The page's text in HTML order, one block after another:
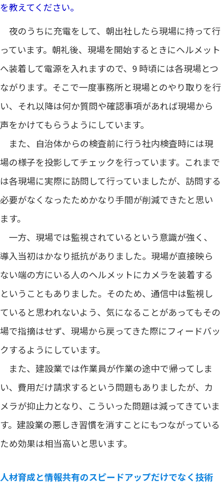
を教えてください。
夜のうちに充電をして、朝出社したら現場に持って行
っています。朝礼後、現場を開始するときにヘルメット
へ装着して電源を入れますので、9 時頃には各現場とつ
ながります。そこで一度事務所と現場とのやり取りを行
い、それ以降は何か質問や確認事項があれば現場から
声をかけてもらうようにしています。
また、自治体からの検査前に行う社内検査時には現
場の様子を投影してチェックを行っています。これまで
は各現場に実際に訪問して行っていましたが、訪問する
必要がなくなったためかなり手間が削減できたと思い
ます。
一方、現場では監視されているという意識が強く、
導入当初はかなり抵抗がありました。現場が直接映ら
ない端の方にいる人のヘルメットにカメラを装着する
ということもありました。そのため、通信中は監視し
ていると思われないよう、気になることがあってもその
場で指摘はせず、現場から戻ってきた際にフィードバッ
クするようにしています。
また、建設業では作業員が作業の途中で帰ってしま
い、費用だけ請求するという問題もありましたが、カ
メラが抑止力となり、こういった問題は減ってきていま
す。建設業の悪しき習慣を消すことにもつながっている
ため効果は相当高いと思います。
人材育成と情報共有のスピードアップだけでなく技術